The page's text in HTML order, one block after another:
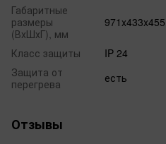
Габаритные
размеры
(ВхШхГ), мм
971x433x455
Класс защиты
IP 24
Защита от
перегрева
есть
Отзывы